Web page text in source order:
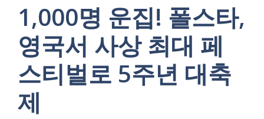
1,000명 운집! 폴스타,
영국서 사상 최대 페
스티벌로 5주년 대축
제